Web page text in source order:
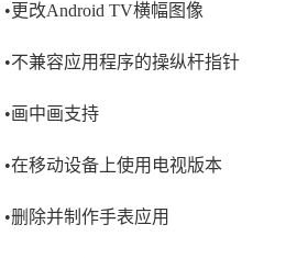
•更改Android TV横幅图像
•不兼容应用程序的操纵杆指针
•画中画支持
•在移动设备上使用电视版本
•删除并制作手表应用